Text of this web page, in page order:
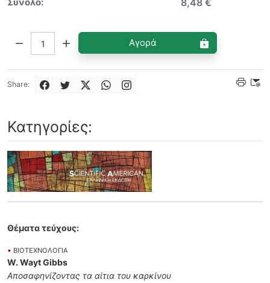
8,48 €
Αγορά
Share:
Κατηγορίες:
Θέματα τεύχους:
• ΒΙΟΤΕΧΝΟΛΟΓΙΑ
W. Wayt Gibbs
Αποσαφηνίζοντας τα αίτια του καρκίνου